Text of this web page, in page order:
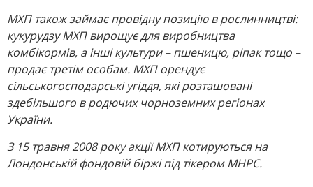
МХП також займає провідну позицію в рослинництві:
кукурудзу МХП вирощує для виробництва
комбікормів, а інші культури – пшеницю, ріпак тощо –
продає третім особам. МХП орендує
сільськогосподарські угіддя, які розташовані
здебільшого в родючих чорноземних регіонах
України.
З 15 травня 2008 року акції МХП котируються на
Лондонській фондовій біржі під тікером MHPC.